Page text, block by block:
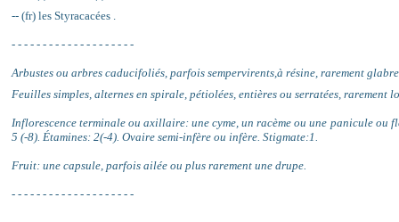
-- (fr) les Styracacées .
- - - - - - - - - - - - - - - - - - - -
Arbustes ou arbres caducifoliés, parfois sempervirents,à résine, rarement
Feuilles simples, alternes en spirale, pétiolées, entières ou serratées, rarement
Inflorescence terminale ou axillaire: une cyme, un racème ou une panicule ou
5 (-8). Étamines: 2(-4). Ovaire semi-infère ou infère. Stigmate:1.
Fruit: une capsule, parfois ailée ou plus rarement une drupe.
- - - - - - - - - - - - - - - - - - - -